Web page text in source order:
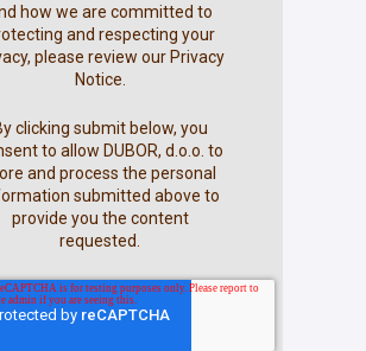
how we are committed to
and respecting your
please review our Privacy
Notice.
clicking submit below, you
to allow DUBOR, d.o.o. to
and process the personal
submitted above to
provide you the content
requested.